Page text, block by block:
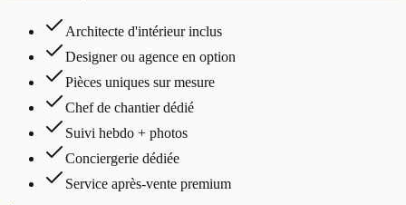
Architecte d'intérieur inclus
Designer ou agence en option
Pièces uniques sur mesure
Chef de chantier dédié
Suivi hebdo + photos
Conciergerie dédiée
Service après-vente premium